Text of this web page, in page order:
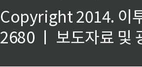
Copyright 2014. 이
2680 ㅣ 보도자료